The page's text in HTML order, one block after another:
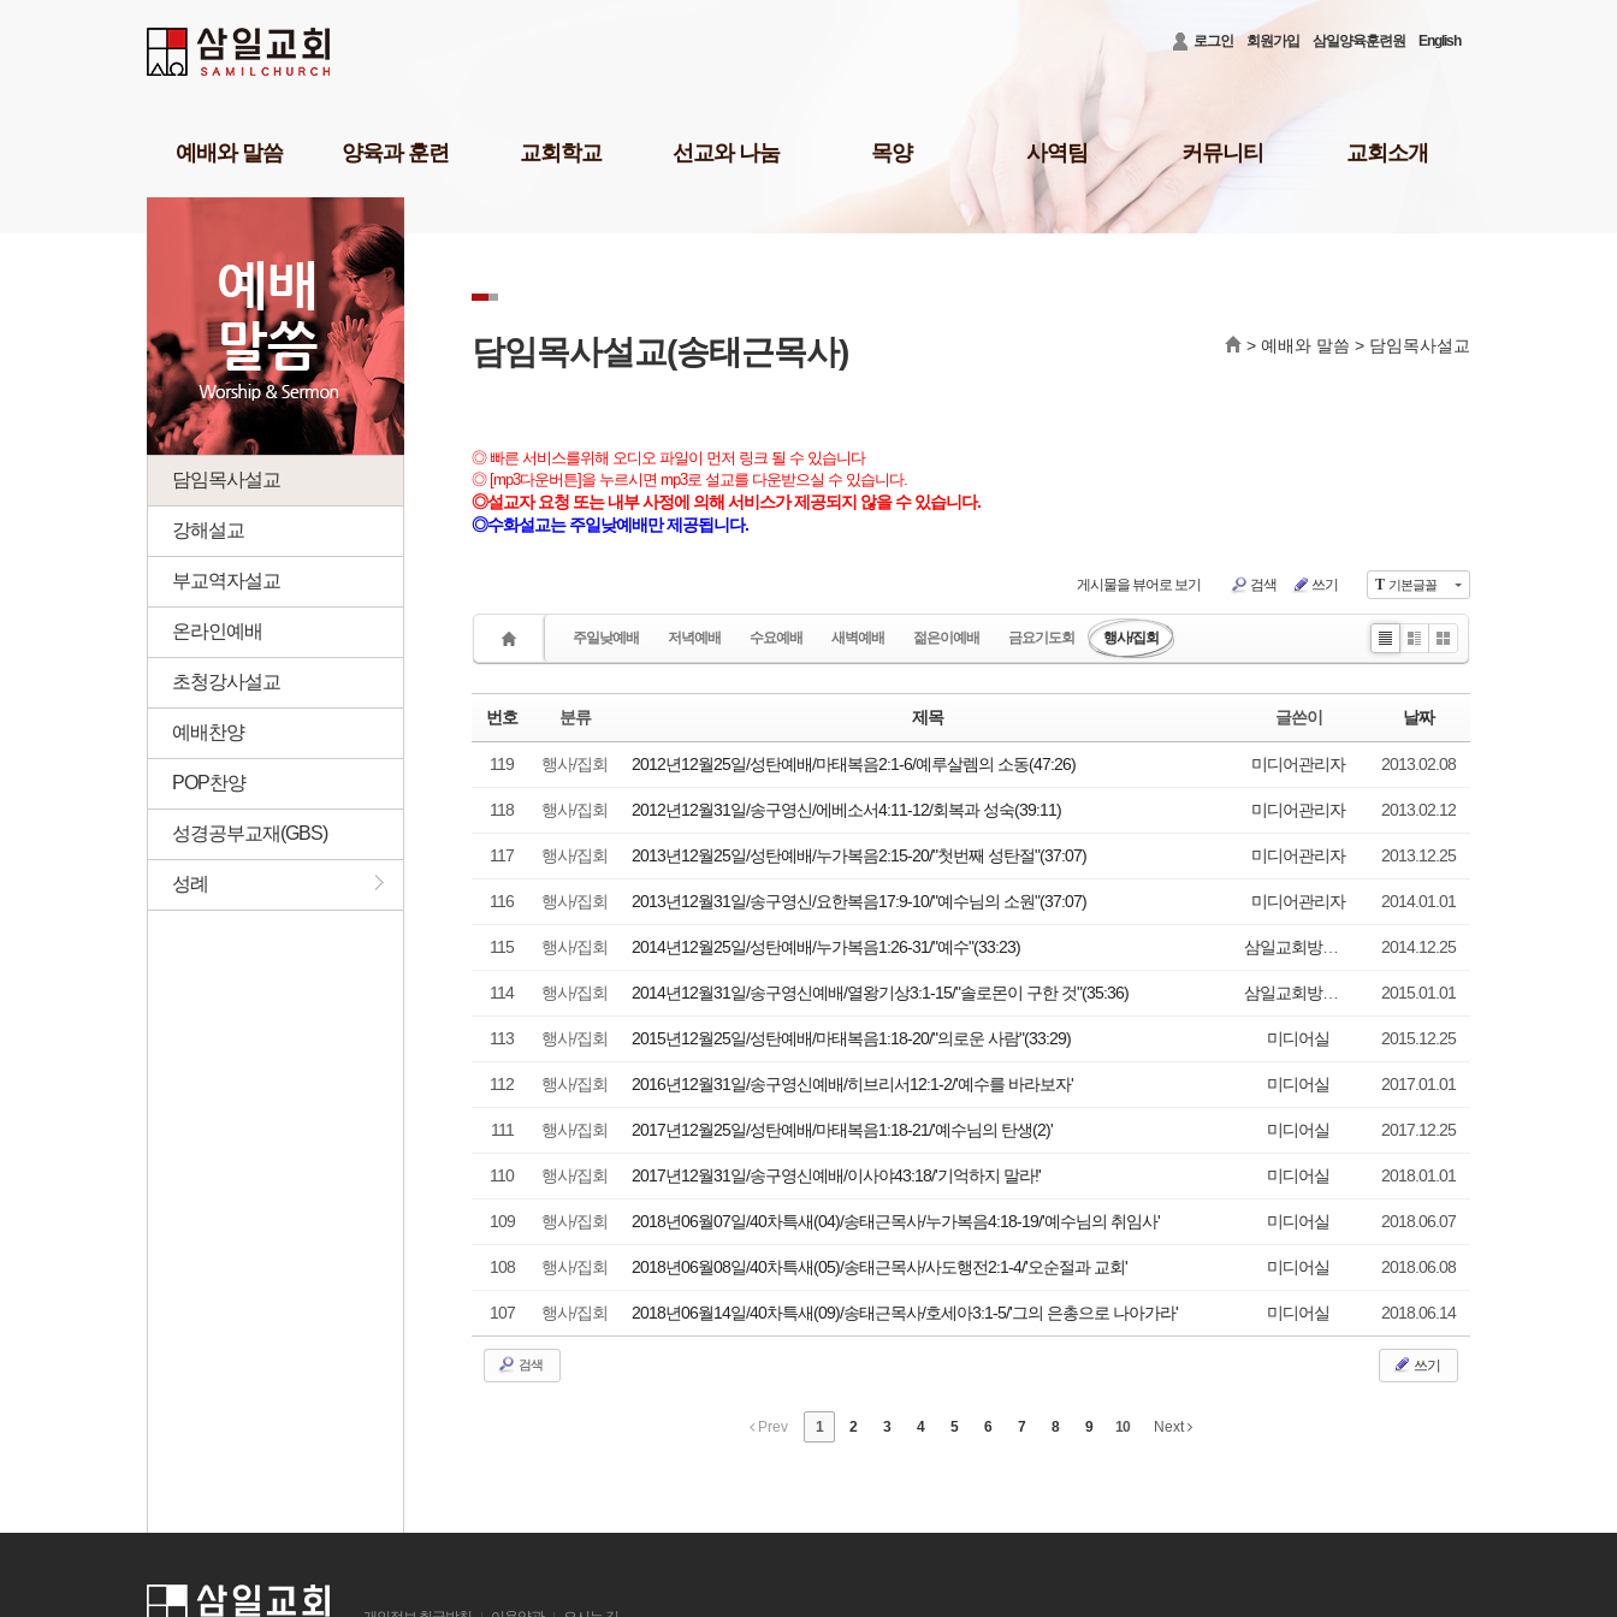
로그인
회원가입 삼일양육훈련원 English
예배와 말씀
부교역자설교
초청강사설교
예배찬양
POP찬양
성경공부교재(GBS)
성례
양육과 훈련
삼일기도학교
303비전암송학교
묵상학교
삼일아카데미
위플러스가정예배
미셔널신학연구소
교회학교
교회학교 게시판
삼일 교육 자료실
삼일 어린이 도서관
삼일아기학교
선교와 나눔 목양
장년진
남여전도회
사역팀
미디어팀
헤세드 상담센터
사랑교육부
커뮤니티
공지사항
장소신청현황
1:1문의
홈페이지수정요청
교회소개
새가족 등록 안내
담임목사설교
강해설교
부교역자설교
온라인예배
초청강사설교
예배찬양
POP찬양
성경공부교재(GBS)
성례
담임목사설교(송태근목사) > 예배와 말씀 > 담임목사설교
◎ 빠른 서비스를위해 오디오 파일이 먼저 링크 될 수 있습니다
◎ [mp3다운버튼]을 누르시면 mp3로 설교를 다운받으실 수 있습니다.
◎설교자 요청 또는 내부 사정에 의해 서비스가 제공되지 않을 수 있습니다.
◎수화설교는 주일낮예배만 제공됩니다.
T 기본글꼴
게시물을 뷰어로 보기 검색 쓰기
주일낮예배 저녁예배 수요예배 새벽예배 젊은이예배 금요기도회
행사/집회
Li
Zi
e
G
er
번호 분류 제목 글쓴이 날짜
119 행사/집회 2012년12월25일/성탄예배/마태복음2:1-6/예루살렘의 소동(47:26) 미디어관리자 2013.02.08
118 행사/집회 2012년12월31일/송구영신/에베소서4:11-12/회복과 성숙(39:11) 미디어관리자 2013.02.12
117 행사/집회 2013년12월25일/성탄예배/누가복음2:15-20/"첫번째 성탄절"(37:07) 미디어관리자 2013.12.25
116 행사/집회 2013년12월31일/송구영신/요한복음17:9-10/"예수님의 소원"(37:07) 미디어관리자 2014.01.01
115 행사/집회 2014년12월25일/성탄예배/누가복음1:26-31/"예수"(33:23) 삼일교회방송실 2014.12.25
114 행사/집회 2014년12월31일/송구영신예배/열왕기상3:1-15/"솔로몬이 구한 것"(35:36) 삼일교회방송실 2015.01.01
113 행사/집회 2015년12월25일/성탄예배/마태복음1:18-20/"의로운 사람"(33:29) 미디어실 2015.12.25
112 행사/집회 2016년12월31일/송구영신예배/히브리서12:1-2/'예수를 바라보자' 미디어실 2017.01.01
111 행사/집회 2017년12월25일/성탄예배/마태복음1:18-21/'예수님의 탄생(2)' 미디어실 2017.12.25
110 행사/집회 2017년12월31일/송구영신예배/이사야43:18/'기억하지 말라!' 미디어실 2018.01.01
109 행사/집회 2018년06월07일/40차특새(04)/송태근목사/누가복음4:18-19/'예수님의 취임사' 미디어실 2018.06.07
108 행사/집회 2018년06월08일/40차특새(05)/송태근목사/사도행전2:1-4/'오순절과 교회' 미디어실 2018.06.08
107 행사/집회 2018년06월14일/40차특새(09)/송태근목사/호세아3:1-5/'그의 은총으로 나아가라' 미디어실 2018.06.14
검색 쓰기
Prev 1 2 3 4 5 6 7 8 9 10 Next